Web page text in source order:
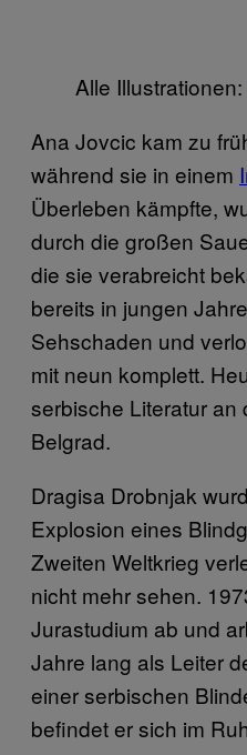
Alle Illustrationen:
Ana Jovcic kam zu
während sie in einem
Überleben kämpfte,
durch die großen
die sie verabreicht
bereits in jungen
Sehschaden und
mit neun komplett.
serbische Literatur an
Belgrad.
Dragisa Drobnjak
Explosion eines
Zweiten Weltkrieg
nicht mehr sehen.
Jurastudium ab und
Jahre lang als Leiter
einer serbischen
befindet er sich im